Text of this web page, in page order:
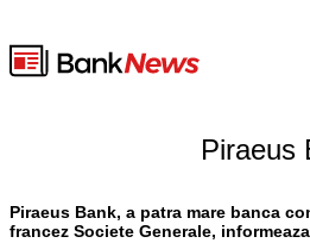
Piraeus
Piraeus Bank, a patra mare banca
francez Societe Generale,